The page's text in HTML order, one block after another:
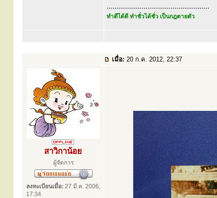
.....................................................
ทำดีได้ดี ทำชั่วได้ชั่ว เป็นกฎตายตัว
เมื่อ: 20 ก.ค. 2012, 22:37
สาวิกาน้อย
ผู้จัดการ
ลงทะเบียนเมื่อ: 27 มี.ค. 2006,
17:34